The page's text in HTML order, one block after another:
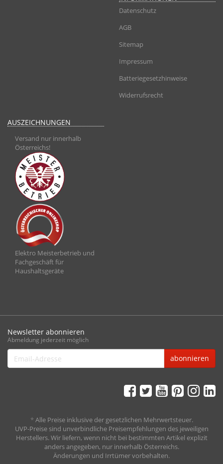
Datenschutz
AGB
Sitemap
Impressum
Batteriegesetzhinweise
Widerrufsrecht
AUSZEICHNUNGEN
Versand nur innerhalb
Österreichs!
Elektro Meisterbetrieb und
Fachgeschäft für
Haushaltsgeräte
Newsletter abonnieren
Abmeldung jederzeit möglich
Email-
Adresse
abonnieren
*Alle Preise inklusive der gesetzlichen Mehrwertsteuer.
UVP-Preise sind unverbindliche Preisempfehlungen des jeweiligen
Herstellers. Wir liefern, wenn nicht bei bestimmten Artikel explizit
anders angegeben, nur innerhalb Österreichs.
Änderungen und Irrtümer vorbehalten.